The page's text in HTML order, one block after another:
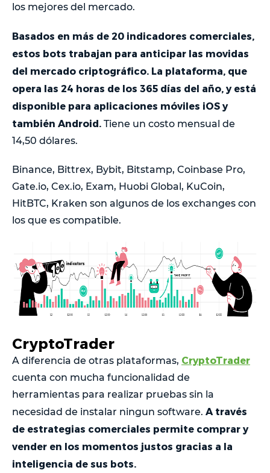
los mejores del mercado.
Basados en más de 20 indicadores comerciales,
estos bots trabajan para anticipar las movidas
del mercado criptográfico. La plataforma, que
opera las 24 horas de los 365 días del año, y está
disponible para aplicaciones móviles iOS y
también Android. Tiene un costo mensual de
14,50 dólares.
Binance, Bittrex, Bybit, Bitstamp, Coinbase Pro,
Gate.io, Cex.io, Exam, Huobi Global, KuCoin,
HitBTC, Kraken son algunos de los exchanges con
los que es compatible.
CryptoTrader
A diferencia de otras plataformas, CryptoTrader
cuenta con mucha funcionalidad de
herramientas para realizar pruebas sin la
necesidad de instalar ningun software. A través
de estrategias comerciales permite comprar y
vender en los momentos justos gracias a la
inteligencia de sus bots.